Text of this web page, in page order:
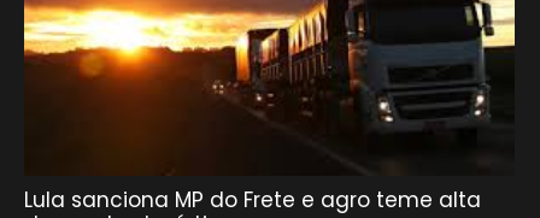
Lula sanciona MP do Frete e agro teme alta